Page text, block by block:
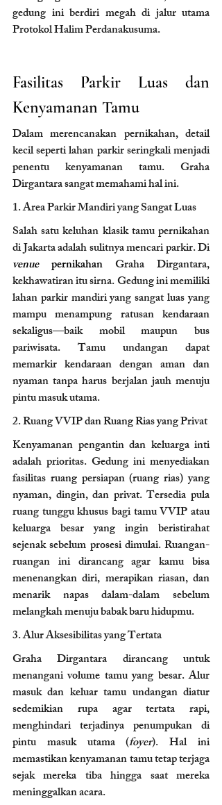
gedung ini berdiri megah di jalur utama
Protokol Halim Perdanakusuma.
Fasilitas Parkir Luas dan
Kenyamanan Tamu
Dalam merencanakan pernikahan, detail
kecil seperti lahan parkir seringkali menjadi
penentu kenyamanan tamu. Graha
Dirgantara sangat memahami hal ini.
1. Area Parkir Mandiri yang Sangat Luas
Salah satu keluhan klasik tamu pernikahan
di Jakarta adalah sulitnya mencari parkir. Di
venue pernikahan Graha Dirgantara,
kekhawatiran itu sirna. Gedung ini memiliki
lahan parkir mandiri yang sangat luas yang
mampu menampung ratusan kendaraan
sekaligus—baik mobil maupun bus
pariwisata. Tamu undangan dapat
memarkir kendaraan dengan aman dan
nyaman tanpa harus berjalan jauh menuju
pintu masuk utama.
2. Ruang VVIP dan Ruang Rias yang Privat
Kenyamanan pengantin dan keluarga inti
adalah prioritas. Gedung ini menyediakan
fasilitas ruang persiapan (ruang rias) yang
nyaman, dingin, dan privat. Tersedia pula
ruang tunggu khusus bagi tamu VVIP atau
keluarga besar yang ingin beristirahat
sejenak sebelum prosesi dimulai. Ruangan-
ruangan ini dirancang agar kamu bisa
menenangkan diri, merapikan riasan, dan
menarik napas dalam-dalam sebelum
melangkah menuju babak baru hidupmu.
3. Alur Aksesibilitas yang Tertata
Graha Dirgantara dirancang untuk
menangani volume tamu yang besar. Alur
masuk dan keluar tamu undangan diatur
sedemikian rupa agar tertata rapi,
menghindari terjadinya penumpukan di
pintu masuk utama (foyer). Hal ini
memastikan kenyamanan tamu tetap terjaga
sejak mereka tiba hingga saat mereka
meninggalkan acara.